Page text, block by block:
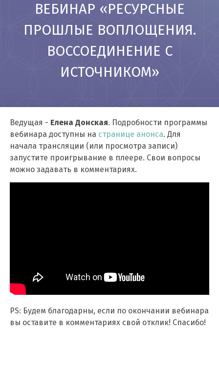
ВЕБИНАР «РЕСУРСНЫЕ
ПРОШЛЫЕ ВОПЛОЩЕНИЯ.
ВОССОЕДИНЕНИЕ С
ИСТОЧНИКОМ»
Ведущая - Елена Донская. Подробности программы
вебинара доступны на странице анонса. Для
начала трансляции (или просмотра записи)
запустите проигрывание в плеере. Свои вопросы
можно задавать в комментариях.
PS: Будем благодарны, если по окончании вебинара
вы оставите в комментариях свой отклик! Спасибо!